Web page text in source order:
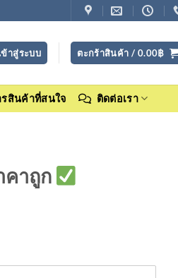
ข้าสู่ระบบ ตะกร้าสินค้า / 0.00฿
รสินค้าที่สนใจ ติดต่อเรา
คาถูก